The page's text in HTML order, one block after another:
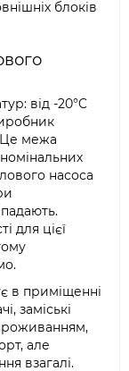
блоків
від -20°C
Це межа
насоса
для цієї
в приміщенні
заміські
але
взагалі.